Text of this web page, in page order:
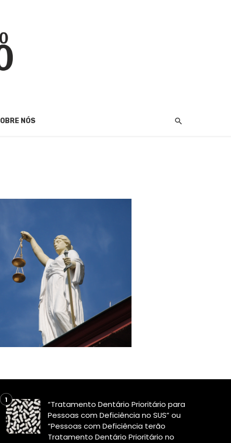
NÓS
“Tratamento Dentário Prioritário para
Pessoas com Deficiência no SUS” ou
“Pessoas com Deficiência terão
Tratamento Dentário Prioritário no